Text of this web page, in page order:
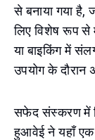
से बनाया गया है,
लिए विशेष रूप से
या बाइकिंग में
उपयोग के
सफेद संस्करण में
हुआवेई ने यहाँ एक